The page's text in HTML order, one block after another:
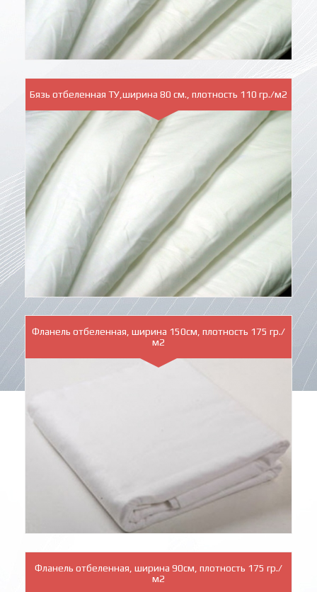
Бязь отбеленная ТУ,ширина 80 см., плотность 110 гр./м2
Фланель отбеленная, ширина 150см, плотность 175 гр./
м2
Фланель отбеленная, ширина 90см, плотность 175 гр./
м2